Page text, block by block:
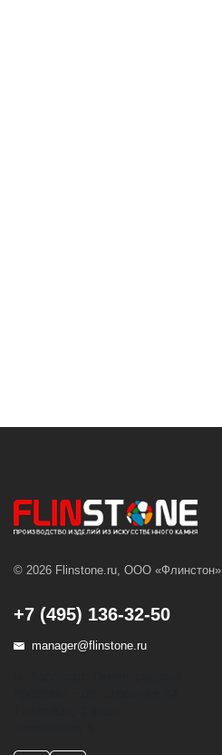
© 2026 Flinstone.ru, ООО «Флинстон»
+7 (495) 136-32-50
manager@flinstone.ru